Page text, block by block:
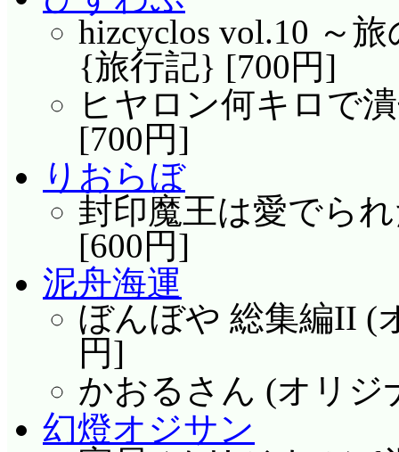
hizcyclos vol.10 ～
{旅行記} [700円]
ヒヤロン何キロで
[700円]
りおらぼ
封印魔王は愛でら
[600円]
泥舟海運
ぼんぼや 総集編II (
円]
かおるさん (オリ
幻燈オジサン